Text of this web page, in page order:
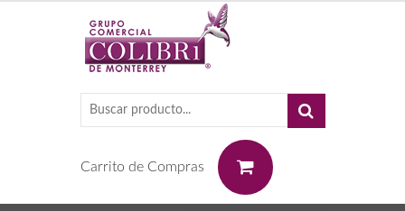
Carrito de Compras